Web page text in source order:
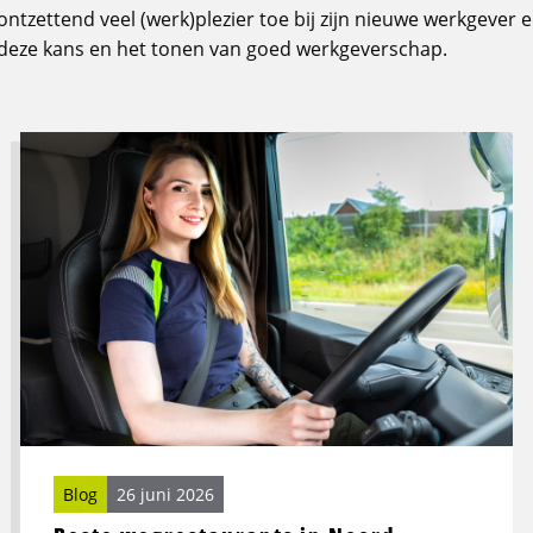
veel (werk)plezier toe bij zijn nieuwe werkgever
kans en het tonen van goed werkgeverschap.
Blog 26 juni 2026
Lees
wegrestaurants
Noord-
Nederland
voor
vrachtwagenchauffeurs